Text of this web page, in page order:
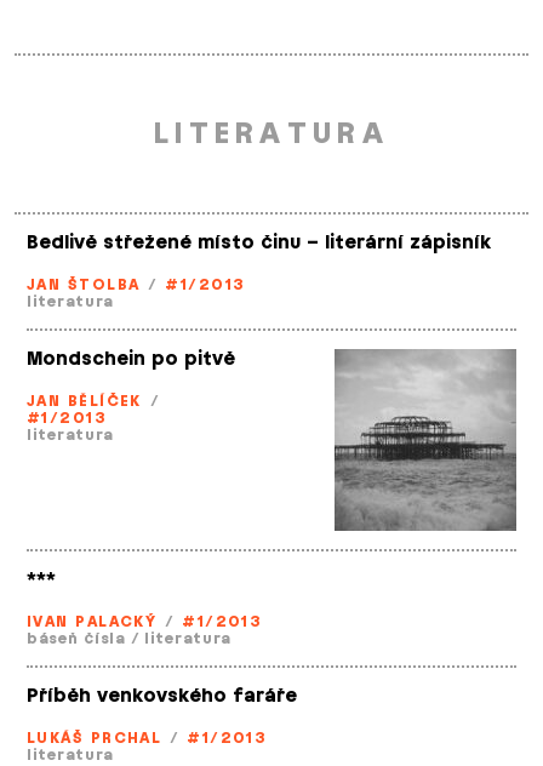
LITERATURA
Bedlivě střežené místo činu – literární zápisník
JAN ŠTOLBA / #1/2013
literatura
Mondschein po pitvě
JAN BĚLÍČEK /
#1/2013
literatura
***
IVAN PALACKÝ / #1/2013
báseň čísla / literatura
Příběh venkovského faráře
LUKÁŠ PRCHAL / #1/2013
literatura